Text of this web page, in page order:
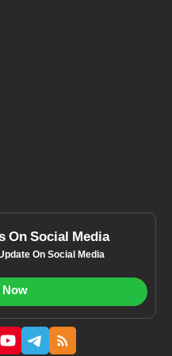
On Social Media
On Social Media